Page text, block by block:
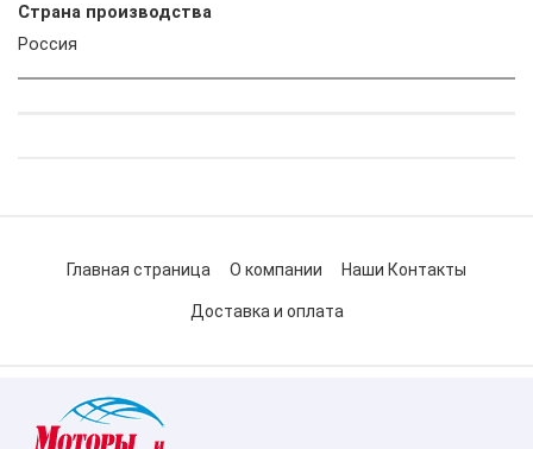
Страна производства
Россия
Главная страница О компании Наши Контакты
Доставка и оплата